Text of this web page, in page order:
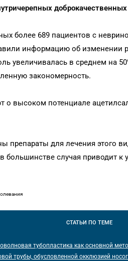
доброкачественных
более 689 пациентов с
информацию об изменении
увеличивалась в среднем на
закономерность.
о высоком потенциале
препараты для лечения этого
случая приводит к
СТАТЬИПО ТЕМЕ
тубопластика как основной
трубы, обусловленной окклюзией